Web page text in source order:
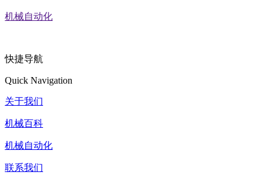
机械自动化
快捷导航
Quick Navigation
关于我们
机械百科
机械自动化
联系我们